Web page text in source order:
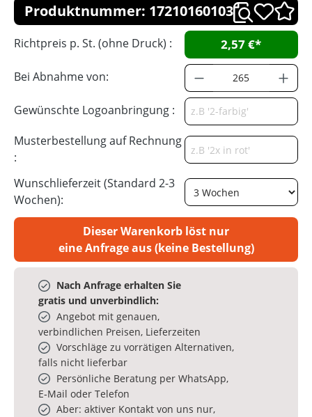
Produktnummer: 17210160103
Richtpreis p. St. (ohne Druck) : 2,57 €*
Bei Abnahme von:
Gewünschte Logoanbringung :
Musterbestellung auf Rechnung
:
Wunschlieferzeit (Standard 2-3
Wochen):
Dieser Warenkorb löst nur
eine Anfrage aus (keine Bestellung)
Nach Anfrage erhalten Sie
gratis und unverbindlich:
Angebot mit genauen,
verbindlichen Preisen, Lieferzeiten
Vorschläge zu vorrätigen Alternativen,
falls nicht lieferbar
Persönliche Beratung per WhatsApp,
E‑Mail oder Telefon
Aber: aktiver Kontakt von uns nur,